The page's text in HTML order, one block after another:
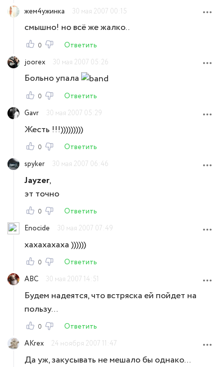
жем4ужинка
30 мая 2007 00:15
смышно! но всё же жалко..
0
Ответить
joorex
30 мая 2007 05:26
Больно упала
0
Ответить
Gavr
30 мая 2007 05:29
Жесть !!!)))))))))
0
Ответить
spyker
30 мая 2007 06:46
Jayzer,
эт точно
0
Ответить
Enocide
30 мая 2007 07:49
хахахахаха ))))))
0
Ответить
ABC
30 мая 2007 14:51
Будем надеятся, что встряска ей пойдет на
пользу...
0
Ответить
AKrex
24 ноября 2007 11:47
Да уж, закусывать не мешало бы однако...